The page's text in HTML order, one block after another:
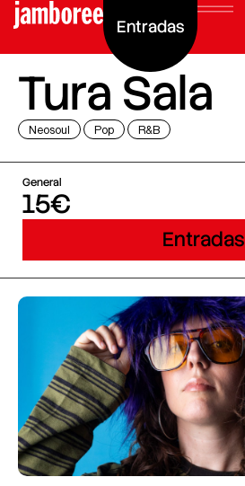
Entradas
Tura Sala
Neosoul Pop R&B
General
15€
Entradas